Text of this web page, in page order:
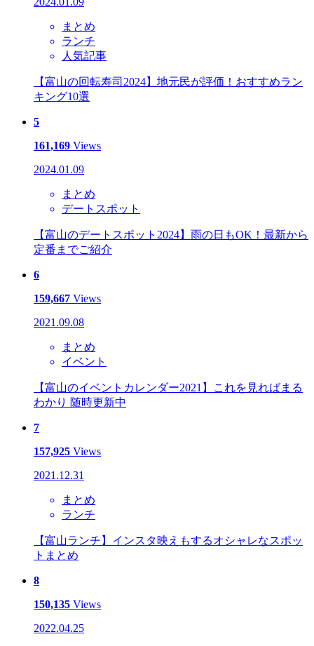
まとめ
ランチ
人気記事
【富山の回転寿司2024】地元民が評価！おすすめラン
キング10選
5
161,169 Views
2024.01.09
まとめ
デートスポット
【富山のデートスポット2024】雨の日もOK！最新から
定番までご紹介
6
159,667 Views
2021.09.08
まとめ
イベント
【富山のイベントカレンダー2021】これを見ればまる
わかり 随時更新中
7
157,925 Views
2021.12.31
まとめ
ランチ
【富山ランチ】インスタ映えもするオシャレなスポッ
トまとめ
8
150,135 Views
2022.04.25